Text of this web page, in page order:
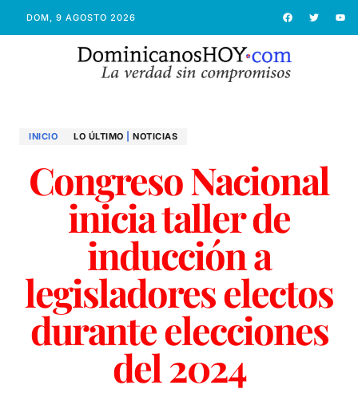
DOM, 9 AGOSTO 2026
INICIO LO ÚLTIMO NOTICIAS
Congreso Nacional
inicia taller de
inducción a
legisladores electos
durante elecciones
del 2024